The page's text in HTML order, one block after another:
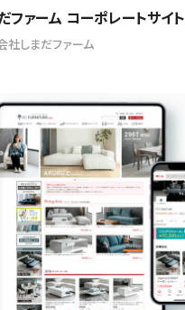
ファーム コーポレートサイト
社しまだファーム